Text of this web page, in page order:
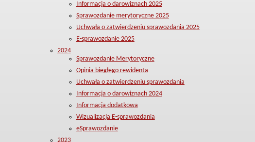
Informacja o darowiznach 2025
Sprawozdanie merytoryczne 2025
Uchwała o zatwierdzeniu sprawozdania 2025
E-sprawozdanie 2025
2024
Sprawozdanie Merytoryczne
Opinia biegłego rewidenta
Uchwała o zatwierdzeniu sprawozdania
Informacja o darowiznach 2024
Informacja dodatkowa
Wizualizacja E-sprawozdania
eSprawozdanie
2023